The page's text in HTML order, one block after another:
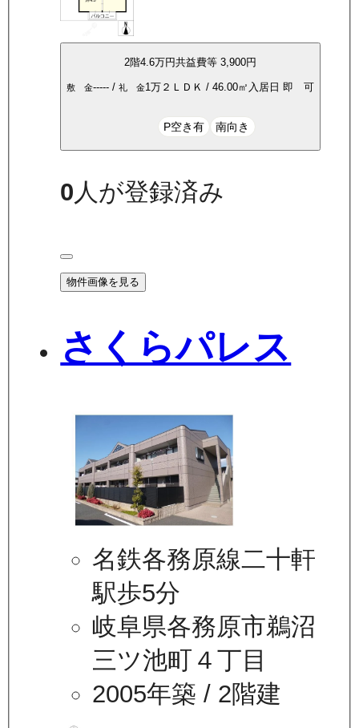
2階4.6万円共益費等3,900円
敷 金----- /礼 金1万 ２ＬＤＫ /46.00㎡ 入居日 即 可
P空き有 南向き
0 人が登録済み
物件画像を見る
さくらパレス
名鉄各務原線二十軒
駅歩5分
岐阜県各務原市鵜沼
三ツ池町４丁目
2005年築 / 2階建